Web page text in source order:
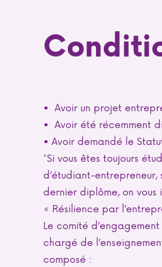
• Avoir un projet
• Avoir été récemment
• Avoir demandé le
*Si vous êtes toujours
d’étudiant-
dernier diplôme, on
« Résilience par
Le comité
chargé de
composé :